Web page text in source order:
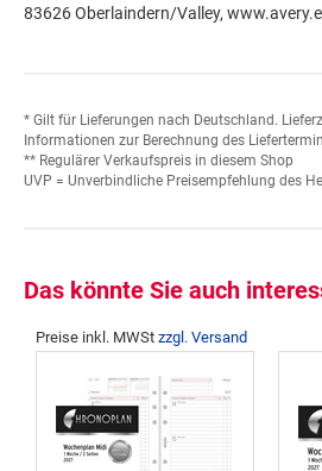
83626 Oberlaindern/Valley,
* Gilt für Lieferungen nach Deutschland.
Informationen zur Berechnung des
** Regulärer Verkaufspreis in diesem Shop
UVP = Unverbindliche Preisempfehlung des
Das könnte Sie auch
Preise inkl. MWSt zzgl. Versand